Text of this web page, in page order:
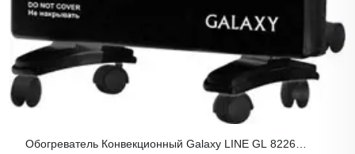
Обогреватель Конвекционный Galaxy LINE GL 8226